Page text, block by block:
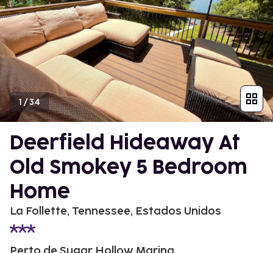
1/34
Deerfield Hideaway At
Old Smokey 5 Bedroom
Home
La Follette, Tennessee, Estados Unidos